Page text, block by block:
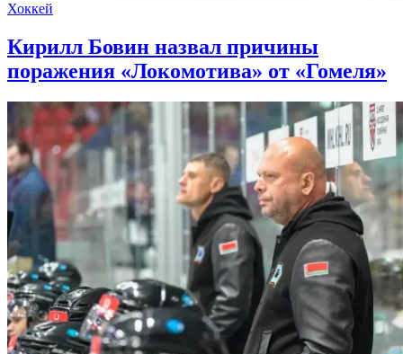
Хоккей
Кирилл Бовин назвал причины
поражения «Локомотива» от «Гомеля»